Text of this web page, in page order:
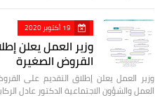
19 أكتوبر 2020
وزير العمل يعلن
القروض الصغيرة
وزير العمل يعلن إطلاق التقديم على
العمل والشؤون الاجتماعية الدكتور عادل